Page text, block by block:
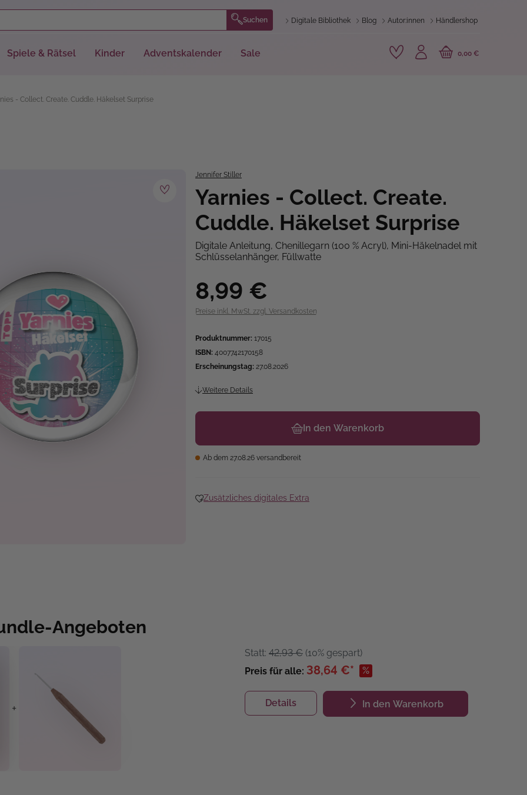
Suchen Digitale Bibliothek Blog Autor:innen Händlershop
Spiele & Rätsel Kinder Adventskalender Sale 0,00 €
- Collect. Create. Cuddle. Häkelset Surprise
Jennifer Stiller
Yarnies - Collect. Create.
Cuddle. Häkelset Surprise
Digitale Anleitung, Chenillegarn (100 % Acryl), Mini-Häkelnadel mit
Schlüsselanhänger, Füllwatte
8,99 €
Preise inkl. MwSt. zzgl. Versandkosten
Produktnummer: 17015
ISBN: 4007742170158
Erscheinungstag: 27.08.2026
Weitere Details
In den Warenkorb
Ab dem 27.08.26 versandbereit
Zusätzliches digitales Extra
Angeboten
+
Statt: 42,93 € (10% gespart)
Preis für alle: 38,64 €* %
Details In den Warenkorb